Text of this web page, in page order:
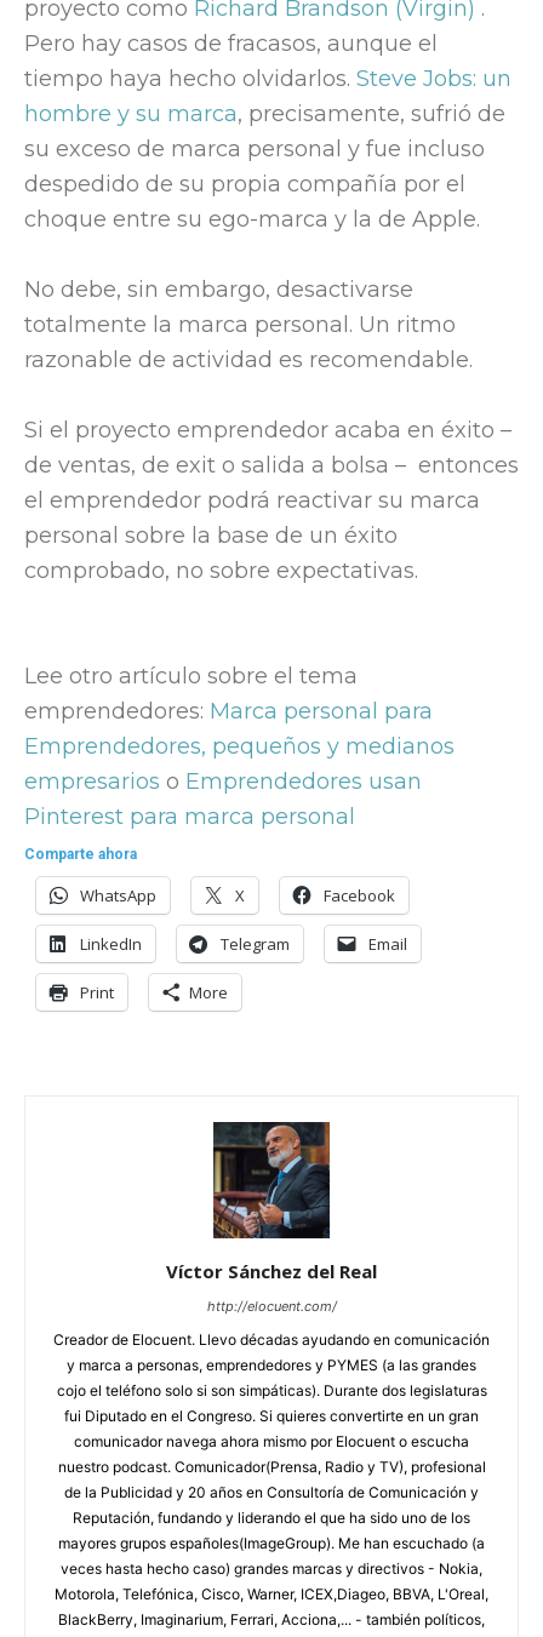
proyecto como Richard Brandson (Virgin) .
Pero hay casos de fracasos, aunque el
tiempo haya hecho olvidarlos. Steve Jobs: un
hombre y su marca, precisamente, sufrió de
su exceso de marca personal y fue incluso
despedido de su propia compañía por el
choque entre su ego-marca y la de Apple.
No debe, sin embargo, desactivarse
totalmente la marca personal. Un ritmo
razonable de actividad es recomendable.
Si el proyecto emprendedor acaba en éxito –
de ventas, de exit o salida a bolsa – entonces
el emprendedor podrá reactivar su marca
personal sobre la base de un éxito
comprobado, no sobre expectativas.
Lee otro artículo sobre el tema
emprendedores: Marca personal para
Emprendedores, pequeños y medianos
empresarios o Emprendedores usan
Pinterest para marca personal
Comparte ahora
WhatsApp X Facebook
LinkedIn Telegram Email
Print More
Víctor Sánchez del Real
http://elocuent.com/
Creador de Elocuent. Llevo décadas ayudando en comunicación
y marca a personas, emprendedores y PYMES (a las grandes
cojo el teléfono solo si son simpáticas). Durante dos legislaturas
fui Diputado en el Congreso. Si quieres convertirte en un gran
comunicador navega ahora mismo por Elocuent o escucha
nuestro podcast. Comunicador(Prensa, Radio y TV), profesional
de la Publicidad y 20 años en Consultoría de Comunicación y
Reputación, fundando y liderando el que ha sido uno de los
mayores grupos españoles(ImageGroup). Me han escuchado (a
veces hasta hecho caso) grandes marcas y directivos - Nokia,
Motorola, Telefónica, Cisco, Warner, ICEX,Diageo, BBVA, L'Oreal,
BlackBerry, Imaginarium, Ferrari, Acciona,... - también políticos,